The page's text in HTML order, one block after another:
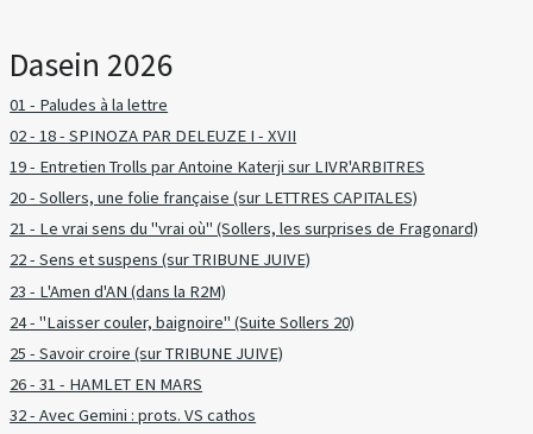
Dasein 2026
01 - Paludes à la lettre
02 - 18 - SPINOZA PAR DELEUZE I - XVII
19 - Entretien Trolls par Antoine Katerji sur LIVR'ARBITRES
20 - Sollers, une folie française (sur LETTRES CAPITALES)
21 - Le vrai sens du "vrai où" (Sollers, les surprises de Fragonard)
22 - Sens et suspens (sur TRIBUNE JUIVE)
23 - L'Amen d'AN (dans la R2M)
24 - "Laisser couler, baignoire" (Suite Sollers 20)
25 - Savoir croire (sur TRIBUNE JUIVE)
26 - 31 - HAMLET EN MARS
32 - Avec Gemini : prots. VS cathos